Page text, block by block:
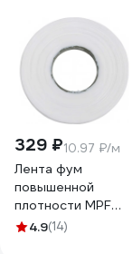
329 ₽10.97 ₽/м
Лента фум
повышенной
плотности MPF
professional 0,1х10
4.9(14)